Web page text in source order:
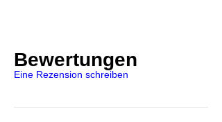
Bewertungen
Eine Rezension schreiben